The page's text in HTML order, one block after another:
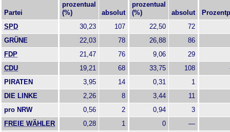
Partei
prozentual
(%)
absolut
prozentual
(%)
absolut
SPD
30,23 107 22,50
72
GRÜNE
22,03 78 26,88
86
FDP
21,47 76 9,06
29
CDU
19,21 68 33,75 108
PIRATEN
3,95 14 0,31
1
DIE LINKE
2,26 8 3,44
11
pro NRW
0,56 2 0,94
3
FREIE WÄHLER
0,28 1 0
—